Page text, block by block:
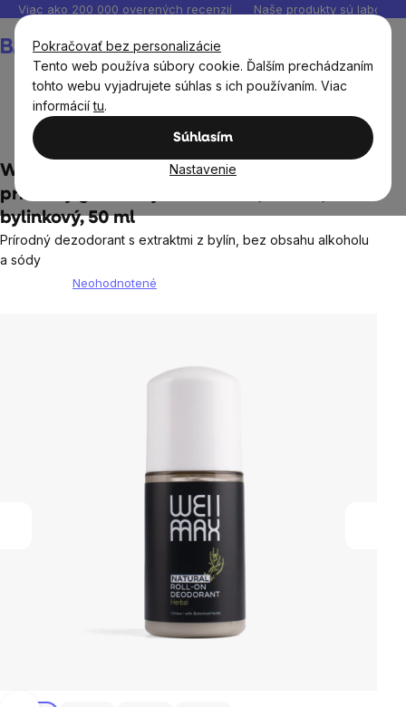
Pokračovať bez personalizácie
Tento web používa súbory cookie. Ďalším prechádzaním
tohto webu vyjadrujete súhlas s ich používaním. Viac
informáciítu.
Súhlasím
Nastavenie
Prejsť
obsah
Viac ako 200 000 overených recenzií Naše produkty sú
košík
Deodoranty
WellMax® Natural Roll-on Deodorant,
prírodný guličkový deodorant, unisex,
bylinkový, 50 ml
Prírodný dezodorant s extraktmi z bylín, bez obsahu alkoholu
a sódy
Neohodnotené